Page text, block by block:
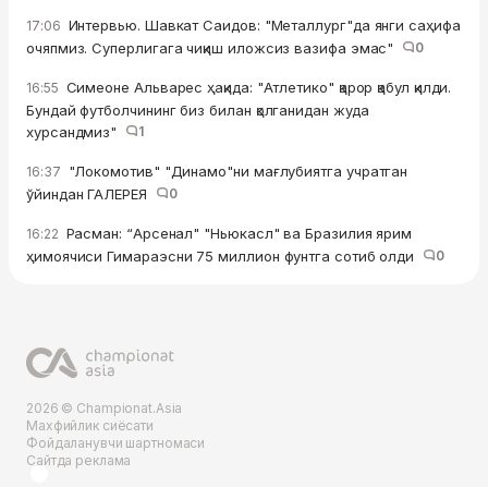
17:06 Интервью. Шавкат Саидов: "Металлург"да янги саҳифа
очяпмиз. Суперлигага чиқиш иложсиз вазифа эмас"
0
16:55 Симеоне Альварес ҳақида: "Атлетико" қарор қабул қилди.
Бундай футболчининг биз билан қолганидан жуда
хурсандмиз"
1
16:37 "Локомотив" "Динамо"ни мағлубиятга учратган
ўйиндан ГАЛЕРЕЯ
0
16:22 Расман: “Арсенал" "Ньюкасл" ва Бразилия ярим
ҳимоячиси Гимараэсни 75 миллион фунтга сотиб олди
0
2026 © Championat.Asia
Махфийлик сиёсати
Фойдаланувчи шартномаси
Сайтда реклама